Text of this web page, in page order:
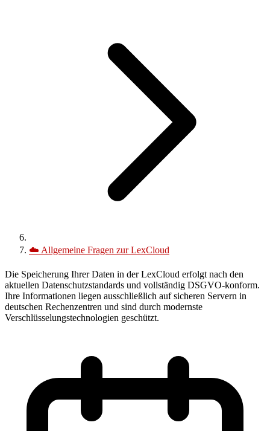
☁️ Allgemeine Fragen zur LexCloud
Die Speicherung Ihrer Daten in derLexCloud erfolgt nach den
aktuellen Datenschutzstandards und vollständig DSGVO-konform.
Ihre Informationen liegen ausschließlich auf sicheren Servern in
deutschen Rechenzentren und sind durch modernste
Verschlüsselungstechnologien geschützt.